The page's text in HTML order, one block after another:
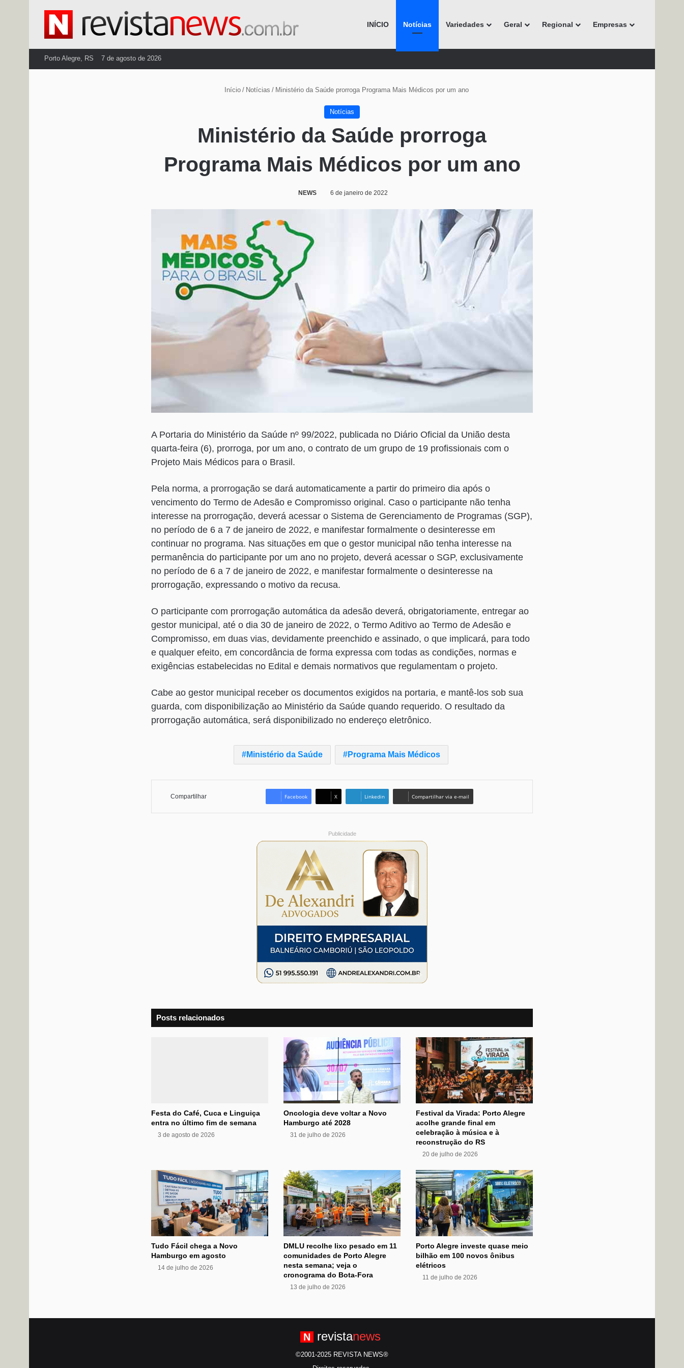
INÍCIO Notícias Variedades Geral Regional Empresas
Porto Alegre, RS 7 de agosto de 2026
Início / Notícias / Ministério da Saúde prorroga Programa Mais Médicos por um ano
Notícias
Ministério da Saúde prorroga
Programa Mais Médicos por um ano
NEWS 6 de janeiro de 2022
A Portaria do Ministério da Saúde nº 99/2022, publicada no Diário Oficial da União desta
quarta-feira (6), prorroga, por um ano, o contrato de um grupo de 19 profissionais com o
Projeto Mais Médicos para o Brasil.
Pela norma, a prorrogação se dará automaticamente a partir do primeiro dia após o
vencimento do Termo de Adesão e Compromisso original. Caso o participante não tenha
interesse na prorrogação, deverá acessar o Sistema de Gerenciamento de Programas (SGP),
no período de 6 a 7 de janeiro de 2022, e manifestar formalmente o desinteresse em
continuar no programa. Nas situações em que o gestor municipal não tenha interesse na
permanência do participante por um ano no projeto, deverá acessar o SGP, exclusivamente
no período de 6 a 7 de janeiro de 2022, e manifestar formalmente o desinteresse na
prorrogação, expressando o motivo da recusa.
O participante com prorrogação automática da adesão deverá, obrigatoriamente, entregar ao
gestor municipal, até o dia 30 de janeiro de 2022, o Termo Aditivo ao Termo de Adesão e
Compromisso, em duas vias, devidamente preenchido e assinado, o que implicará, para todo
e qualquer efeito, em concordância de forma expressa com todas as condições, normas e
exigências estabelecidas no Edital e demais normativos que regulamentam o projeto.
Cabe ao gestor municipal receber os documentos exigidos na portaria, e mantê-los sob sua
guarda, com disponibilização ao Ministério da Saúde quando requerido. O resultado da
prorrogação automática, será disponibilizado no endereço eletrônico.
Ministério da Saúde Programa Mais Médicos
Compartilhar Facebook X Linkedin Compartilhar via e-mail
Publicidade
Posts relacionados
Festa do Café, Cuca e Linguiça
entra no último fim de semana
3 de agosto de 2026
Oncologia deve voltar a Novo
Hamburgo até 2028
31 de julho de 2026
Festival da Virada: Porto Alegre
acolhe grande final em
celebração à música e à
reconstrução do RS
20 de julho de 2026
Tudo Fácil chega a Novo
Hamburgo em agosto
14 de julho de 2026
DMLU recolhe lixo pesado em 11
comunidades de Porto Alegre
nesta semana; veja o
cronograma do Bota-Fora
13 de julho de 2026
Porto Alegre investe quase meio
bilhão em 100 novos ônibus
elétricos
11 de julho de 2026
N revistanews
©2001-2025 REVISTA NEWS®